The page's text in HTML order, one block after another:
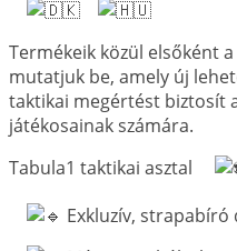
Termékeik közül elsőként
mutatjuk be, amely új
taktikai megértést biztosít
játékosainak számára.
Tabula1 taktikai asztal
Exkluzív, strapabíró